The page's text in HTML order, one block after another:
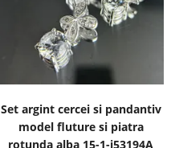
Set argint cercei si pandantiv
model fluture si piatra
rotunda alba 15-1-i53194A